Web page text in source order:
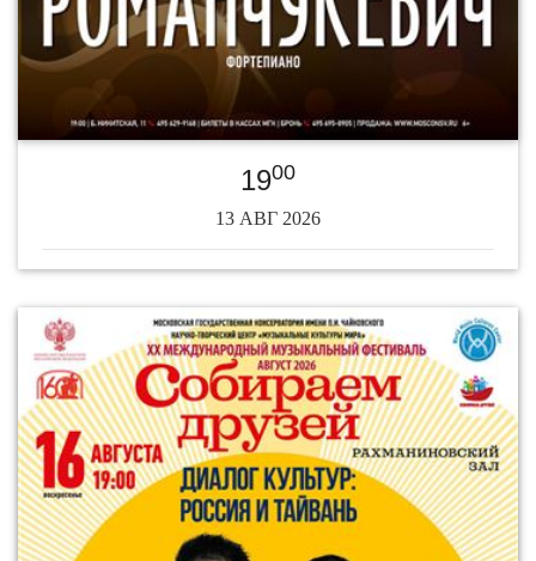
1900
13 АВГ 2026